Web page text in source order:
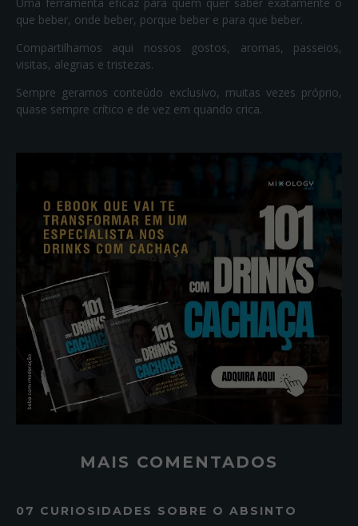
Uma ferramenta eficaz para quem quer saber exatamente o
que beber, onde beber, porque beber e para que beber.
Compartilhamos aqui nossos gostos, aromas, passeios,
visitas, alegrias e tristezas.
Sempre geramos conteúdo exclusivo, muitas vezes próprio,
quase sempre crítico e de vez em quando crica.
MAIS COMENTADOS
07 CURIOSIDADES SOBRE O ABSINTO